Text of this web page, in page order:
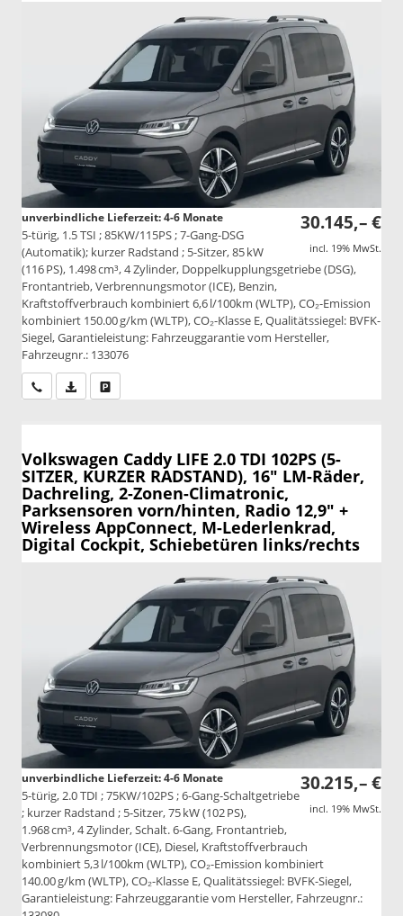
30.145,– €
incl. 19% MwSt.
unverbindliche Lieferzeit: 4-6 Monate
5-türig, 1.5 TSI ; 85KW/115PS ; 7-Gang-DSG
(Automatik); kurzer Radstand ; 5-Sitzer, 85 kW
(116 PS), 1.498 cm³, 4 Zylinder, Doppelkupplungsgetriebe (DSG),
Frontantrieb, Verbrennungsmotor (ICE), Benzin,
Kraftstoffverbrauch kombiniert 6,6 l/100km (WLTP), CO₂-Emission
kombiniert 150.00 g/km (WLTP), CO₂-Klasse E, Qualitätssiegel: BVFK-
Siegel, Garantieleistung: Fahrzeuggarantie vom Hersteller,
Fahrzeugnr.: 133076
Wir rufen Sie anPDF-Datei, Fahrzeugexposé drucken
Volkswagen Caddy LIFE 2.0 TDI 102PS (5-
SITZER, KURZER RADSTAND), 16" LM-Räder,
Dachreling, 2-Zonen-Climatronic,
Parksensoren vorn/hinten, Radio 12,9" +
Wireless AppConnect, M-Lederlenkrad,
Digital Cockpit, Schiebetüren links/rechts
30.215,– €
incl. 19% MwSt.
unverbindliche Lieferzeit: 4-6 Monate
5-türig, 2.0 TDI ; 75KW/102PS ; 6-Gang-Schaltgetriebe
; kurzer Radstand ; 5-Sitzer, 75 kW (102 PS),
1.968 cm³, 4 Zylinder, Schalt. 6-Gang, Frontantrieb,
Verbrennungsmotor (ICE), Diesel, Kraftstoffverbrauch
kombiniert 5,3 l/100km (WLTP), CO₂-Emission kombiniert
140.00 g/km (WLTP), CO₂-Klasse E, Qualitätssiegel: BVFK-Siegel,
Garantieleistung: Fahrzeuggarantie vom Hersteller, Fahrzeugnr.: